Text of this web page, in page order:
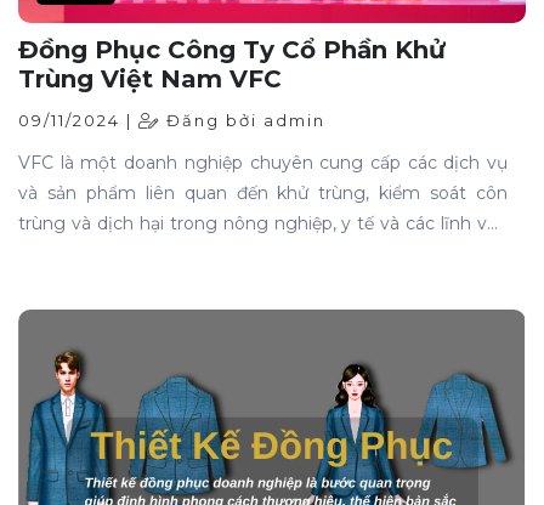
Đồng Phục Công Ty Cổ Phần Khử
Trùng Việt Nam VFC
09/11/2024 | Đăng bởi admin
VFC là một doanh nghiệp chuyên cung cấp các dịch vụ
và sản phẩm liên quan đến khử trùng, kiểm soát côn
trùng và dịch hại trong nông nghiệp, y tế và các lĩnh vực
doanh nghiệp.